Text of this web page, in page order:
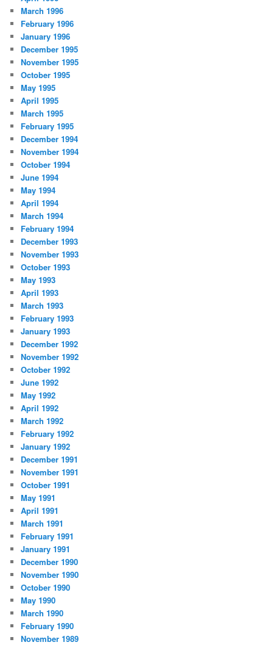
March 1996
February 1996
January 1996
December 1995
November 1995
October 1995
May 1995
April 1995
March 1995
February 1995
December 1994
November 1994
October 1994
June 1994
May 1994
April 1994
March 1994
February 1994
December 1993
November 1993
October 1993
May 1993
April 1993
March 1993
February 1993
January 1993
December 1992
November 1992
October 1992
June 1992
May 1992
April 1992
March 1992
February 1992
January 1992
December 1991
November 1991
October 1991
May 1991
April 1991
March 1991
February 1991
January 1991
December 1990
November 1990
October 1990
May 1990
March 1990
February 1990
November 1989